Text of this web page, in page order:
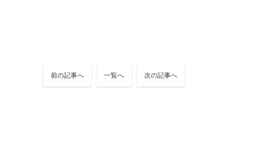
前の記事へ 一覧へ 次の記事へ